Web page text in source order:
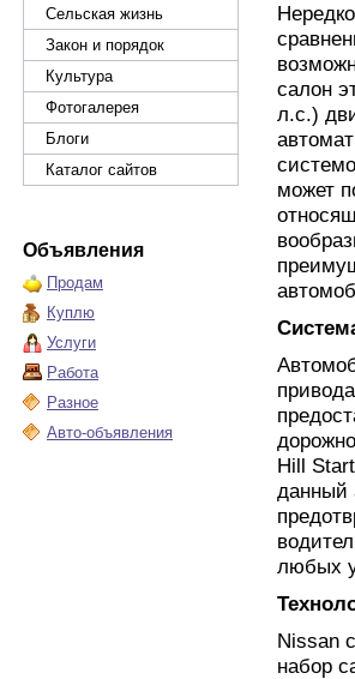
Сельская жизнь
Закон и порядок
Культура
Фотогалерея
Блоги
Каталог сайтов
Объявления
Продам
Куплю
Услуги
Работа
Разное
Авто-объявления
салон
л.с.)
может
Hill
данный
любых
Nissan
набор